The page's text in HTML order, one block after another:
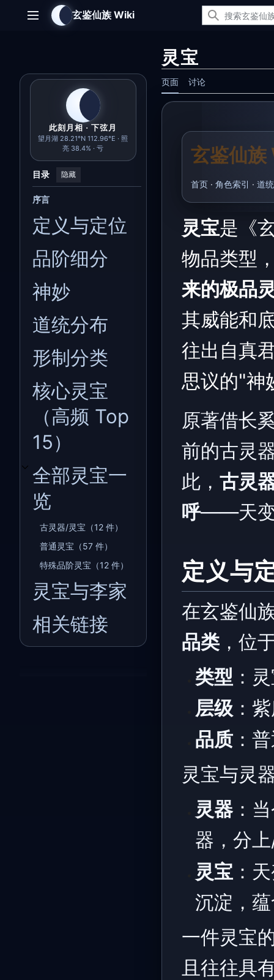
主菜单 玄鉴仙族 Wiki
此刻月相 · 下弦月
望月湖 28.21°N 112.96°E · 照
亮 38.4% · 亏
目录 隐藏
序言
定义与定位
品阶细分
神妙
道统分布
形制分类
核心灵宝
（高频 Top
15）
全部灵宝一
览
开关全部灵宝一览子章节
古灵器/灵宝（12 件）
普通灵宝（57 件）
特殊品阶灵宝（12 件）
灵宝与李家
相关链接
灵宝
页面 讨论
玄鉴仙
首页 · 角色索引 · 道
灵宝是《
物品类型
来的极品
其威能和
往出自真
思议的"神
原著借长
前的古灵
此， 古灵
呼——天变
定义与
在玄鉴仙
品类 ，位
类型 ：
层级 ：
品质 ：
灵宝与灵
灵器：
器，分
灵宝 ：
沉淀，
一件灵宝
且往往具